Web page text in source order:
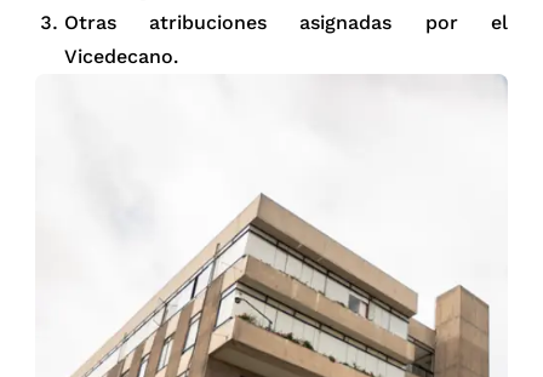
Otras atribuciones asignadas por el
Vicedecano.